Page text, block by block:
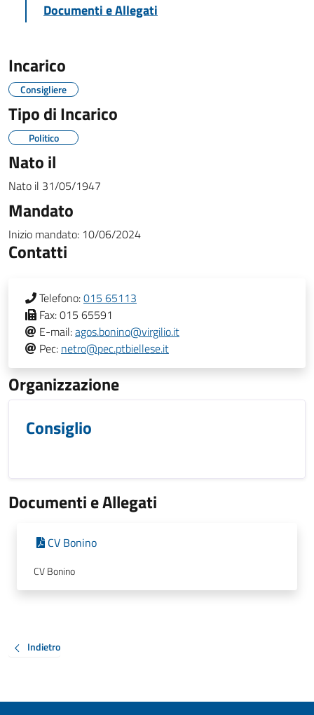
Documenti e Allegati
Incarico
Consigliere
Tipo di Incarico
Politico
Nato il
Nato il 31/05/1947
Mandato
Inizio mandato: 10/06/2024
Contatti
Telefono:015 65113
Fax:015 65591
E-mail:agos.bonino@virgilio.it
Pec: netro@pec.ptbiellese.it
Organizzazione
Consiglio
Documenti e Allegati
CV Bonino
CV Bonino
Indietro